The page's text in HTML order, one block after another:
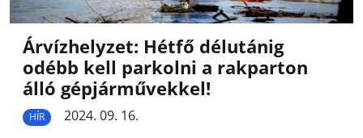
Árvízhelyzet: Hétfő délutánig
odébb kell parkolni a rakparton
álló gépjárművekkel!
HÍR
2024. 09. 16.